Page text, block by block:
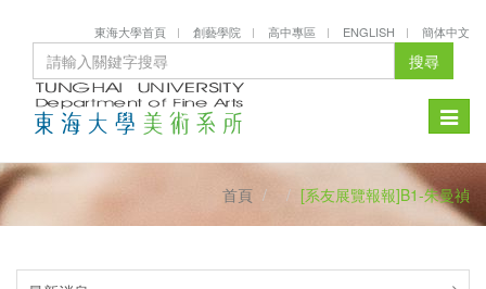
東海大學首頁 創藝學院 高中專區 ENGLISH 簡体中文
搜尋
Toggle
首頁 [系友展覽報報]B1-朱曼禎